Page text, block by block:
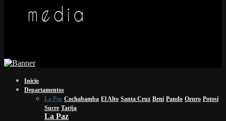
Inicio
Departamentos
La Paz Cochabamba El Alto Santa Cruz Beni Pando Oruro Potosí
Sucre Tarija
La Paz